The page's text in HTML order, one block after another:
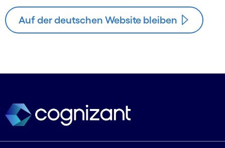
Auf der deutschen Website bleiben